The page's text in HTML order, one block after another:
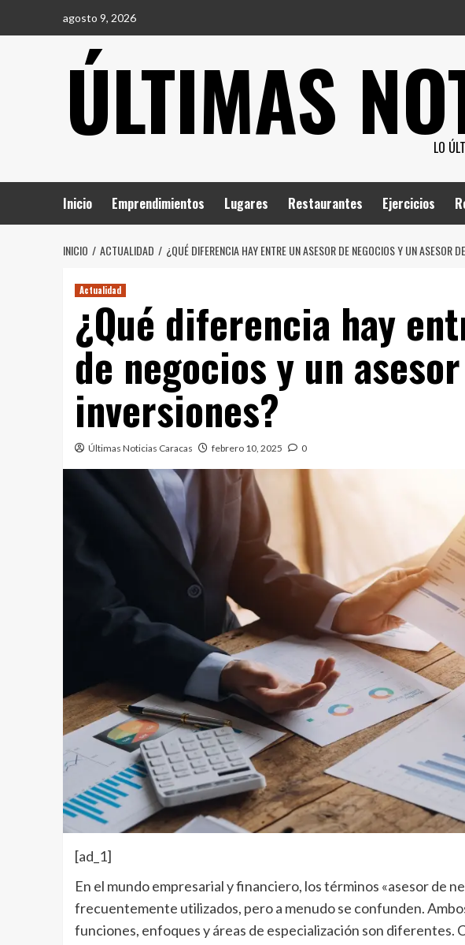
agosto 9, 2026
ÚLTIMAS LO
Inicio Emprendimientos Lugares Restaurantes Ejercicios
INICIO ACTUALIDAD ¿QUÉ DIFERENCIA HAY ENTRE UN ASESOR DE NEGOCIOS Y UN ASESOR
Actualidad
¿Qué diferencia hay
de negocios y un
inversiones?
Últimas Noticias Caracas febrero 10, 2025 0
[ad_1]
En el mundo empresarial y financiero, los términos «asesor de
frecuentemente utilizados, pero a menudo se confunden.
funciones, enfoques y áreas de especialización son diferentes.